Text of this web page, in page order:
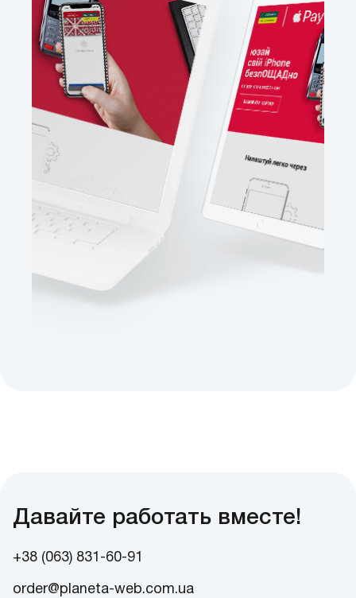
Давайте работать вместе!
+38 (063) 831-60-91
order@planeta-web.com.ua